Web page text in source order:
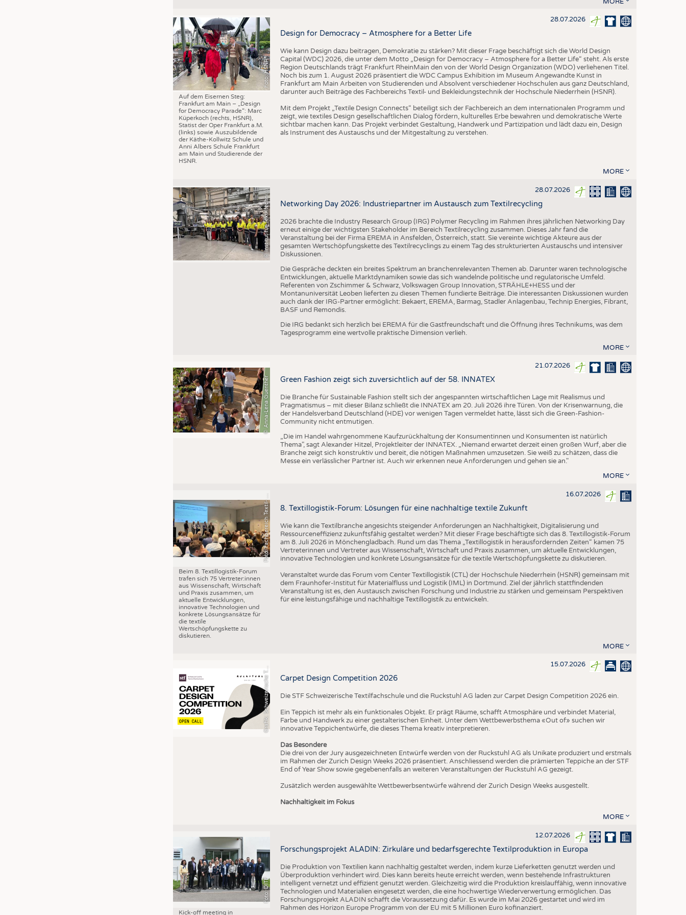
STELLENMARKT
KRÜGER PERSONAL HEADHUNTING
PRAKTIKA & AUSBILDUNGEN
AUSSCHREIBUNGEN
DTV AUSSCHREIBUNGSDIENST
DAUNENCHECK
ADRESSEN & LINKS
PUBLIKATIONEN
TERMINE
BRANCHENTERMINE
Foto: HSNR
Auf dem Eisernen Steg:
Frankfurt am Main – „Design
for Democracy Parade“: Marc
Küperkoch (rechts, HSNR),
Statist der Oper Frankfurt a.M.
(links) sowie Auszubildende
der Käthe-Kollwitz Schule und
Anni Albers Schule Frankfurt
am Main und Studierende der
HSNR.
28.07.2026
Design for Democracy – Atmosphere for a Better Life
Wie kann Design dazu beitragen, Demokratie zu stärken? Mit dieser Frage beschäftigt sich die World Design
Capital (WDC) 2026, die unter dem Motto „Design for Democracy – Atmosphere for a Better Life“ steht. Als erste
Region Deutschlands trägt Frankfurt RheinMain den von der World Design Organization (WDO) verliehenen Titel.
Noch bis zum 1. August 2026 präsentiert die WDC Campus Exhibition im Museum Angewandte Kunst in
Frankfurt am Main Arbeiten von Studierenden und Absolvent verschiedener Hochschulen aus ganz Deutschland,
darunter auch Beiträge des Fachbereichs Textil- und Bekleidungstechnik der Hochschule Niederrhein (HSNR).
Mit dem Projekt „Textile Design Connects“ beteiligt sich der Fachbereich an dem internationalen Programm und
zeigt, wie textiles Design gesellschaftlichen Dialog fördern, kulturelles Erbe bewahren und demokratische Werte
sichtbar machen kann. Das Projekt verbindet Gestaltung, Handwerk und Partizipation und lädt dazu ein, Design
als Instrument des Austauschs und der Mitgestaltung zu verstehen.
MORE
©
I
n
s
t
i
t
u
t
f
ü
r
T
e
x
t
i
l
t
e
c
h
n
i
k
(
I
T
A
)
d
e
r
R
W
T
H
A
a
c
h
e
n
U
n
i
v
e
r
s
i
t
y 28.07.2026
Networking Day 2026: Industriepartner im Austausch zum Textilrecycling
2026 brachte die Industry Research Group (IRG) Polymer Recycling im Rahmen ihres jährlichen Networking Day
erneut einige der wichtigsten Stakeholder im Bereich Textilrecycling zusammen. Dieses Jahr fand die
Veranstaltung bei der Firma EREMA in Ansfelden, Österreich, statt. Sie vereinte wichtige Akteure aus der
gesamten Wertschöpfungskette des Textilrecyclings zu einem Tag des strukturierten Austauschs und intensiver
Diskussionen.
Die Gespräche deckten ein breites Spektrum an branchenrelevanten Themen ab. Darunter waren technologische
Entwicklungen, aktuelle Marktdynamiken sowie das sich wandelnde politische und regulatorische Umfeld.
Referenten von Zschimmer & Schwarz, Volkswagen Group Innovation, STRÄHLE+HESS und der
Montanuniversität Leoben lieferten zu diesen Themen fundierte Beiträge. Die interessanten Diskussionen wurden
auch dank der IRG-Partner ermöglicht: Bekaert, EREMA, Barmag, Stadler Anlagenbau, Technip Energies, Fibrant,
BASF und Remondis.
Die IRG bedankt sich herzlich bei EREMA für die Gastfreundschaft und die Öffnung ihres Technikums, was dem
Tagesprogramm eine wertvolle praktische Dimension verlieh.
MORE
© Anna-Lena Guenther
21.07.2026
Green Fashion zeigt sich zuversichtlich auf der 58. INNATEX
Die Branche für Sustainable Fashion stellt sich der angespannten wirtschaftlichen Lage mit Realismus und
Pragmatismus – mit dieser Bilanz schließt die INNATEX am 20. Juli 2026 ihre Türen. Von der Krisenwarnung, die
der Handelsverband Deutschland (HDE) vor wenigen Tagen vermeldet hatte, lässt sich die Green-Fashion-
Community nicht entmutigen.
„Die im Handel wahrgenommene Kaufzurückhaltung der Konsumentinnen und Konsumenten ist natürlich
Thema", sagt Alexander Hitzel, Projektleiter der INNATEX. „Niemand erwartet derzeit einen großen Wurf, aber die
Branche zeigt sich konstruktiv und bereit, die nötigen Maßnahmen umzusetzen. Sie weiß zu schätzen, dass die
Messe ein verlässlicher Partner ist. Auch wir erkennen neue Anforderungen und gehen sie an."
MORE
o
t
o
:
F
a
c
h
b
e
r
e
i
c
h
T
e
x
t
il
-
u
d
B
e
k
l
e
i
d
u
n
g
s
t
e
c
h
n
i
k
/
H
S
N
Beim 8. Textillogistik-Forum
trafen sich 75 Vertreter:innen
aus Wissenschaft, Wirtschaft
und Praxis zusammen, um
aktuelle Entwicklungen,
innovative Technologien und
konkrete Lösungsansätze für
die textile
Wertschöpfungskette zu
diskutieren.
16.07.2026
8. Textillogistik-Forum: Lösungen für eine nachhaltige textile Zukunft
Wie kann die Textilbranche angesichts steigender Anforderungen an Nachhaltigkeit, Digitalisierung und
Ressourceneffizienz zukunftsfähig gestaltet werden? Mit dieser Frage beschäftigte sich das 8. Textillogistik-Forum
am 8. Juli 2026 in Mönchengladbach. Rund um das Thema „Textillogistik in herausfordernden Zeiten“ kamen 75
Vertreterinnen und Vertreter aus Wissenschaft, Wirtschaft und Praxis zusammen, um aktuelle Entwicklungen,
innovative Technologien und konkrete Lösungsansätze für die textile Wertschöpfungskette zu diskutieren.
Veranstaltet wurde das Forum vom Center Textillogistik (CTL) der Hochschule Niederrhein (HSNR) gemeinsam mit
dem Fraunhofer-Institut für Materialfluss und Logistik (IML) in Dortmund. Ziel der jährlich stattfindenden
Veranstaltung ist es, den Austausch zwischen Forschung und Industrie zu stärken und gemeinsam Perspektiven
für eine leistungsfähige und nachhaltige Textillogistik zu entwickeln.
MORE
r
a
f
i
k
:
S
c
h
w
e
i
z
e
r
i
s
c
h
e
T
e
t
i
l
f
a
c
h
s
c
h
u
l
e
S
T 15.07.2026
Carpet Design Competition 2026
Die STF Schweizerische Textilfachschule und die Ruckstuhl AG laden zur Carpet Design Competition 2026 ein.
Ein Teppich ist mehr als ein funktionales Objekt. Er prägt Räume, schafft Atmosphäre und verbindet Material,
Farbe und Handwerk zu einer gestalterischen Einheit. Unter dem Wettbewerbsthema «Out of» suchen wir
innovative Teppichentwürfe, die dieses Thema kreativ interpretieren.
Das Besondere
Die drei von der Jury ausgezeichneten Entwürfe werden von der Ruckstuhl AG als Unikate produziert und erstmals
im Rahmen der Zurich Design Weeks 2026 präsentiert. Anschliessend werden die prämierten Teppiche an der STF
End of Year Show sowie gegebenenfalls an weiteren Veranstaltungen der Ruckstuhl AG gezeigt.
Zusätzlich werden ausgewählte Wettbewerbsentwürfe während der Zurich Design Weeks ausgestellt.
Nachhaltigkeit im Fokus
MORE
Foto: DITF
Kick-off meeting in
12.07.2026
Forschungsprojekt ALADIN: Zirkuläre und bedarfsgerechte Textilproduktion in Europa
Die Produktion von Textilien kann nachhaltig gestaltet werden, indem kurze Lieferketten genutzt werden und
Überproduktion verhindert wird. Dies kann bereits heute erreicht werden, wenn bestehende Infrastrukturen
intelligent vernetzt und effizient genutzt werden. Gleichzeitig wird die Produktion kreislauffähig, wenn innovative
Technologien und Materialien eingesetzt werden, die eine hochwertige Wiederverwertung ermöglichen. Das
Forschungsprojekt ALADIN schafft die Voraussetzung dafür. Es wurde im Mai 2026 gestartet und wird im
Rahmen des Horizon Europe Programm von der EU mit 5 Millionen Euro kofinanziert.